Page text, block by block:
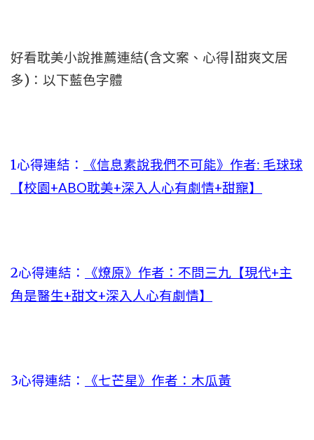
好看耽美小說推薦連結(含文案、心得|甜爽文居
多)：以下藍色字體
1心得連結：
《信息素說我們不可能》作者: 毛球球
【校園+ABO耽美+深入人心有劇情+甜寵】
2心得連結：
《燎原》作者：不問三九【現代+主
角是醫生+甜文+深入人心有劇情】
3心得連結： 《七芒星》作者：木瓜黃